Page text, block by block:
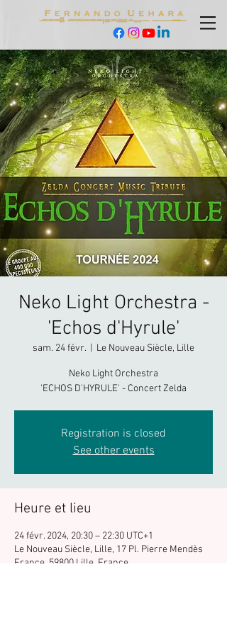
Neko Light Orchestra -
'Echos d'Hyrule'
sam. 24 févr. Le Nouveau Siècle, Lille
Neko Light Orchestra
'ECHOS D'HYRULE' - Concert Zelda
Registration is closed
See other events
Heure et lieu
24 févr. 2024, 20:30 – 22:30 UTC+1
Le Nouveau Siècle, Lille, 17 Pl. Pierre Mendès
France, 59800 Lille, France